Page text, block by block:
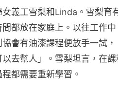
義工雪梨和Linda。雪梨育
都放在家庭上。以往工作
會有油漆課程便放手一試
去幫人」。雪梨坦言，在
都需要重新學習。